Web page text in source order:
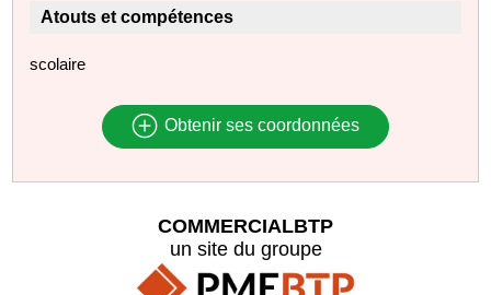
Atouts et compétences
scolaire
Obtenir ses coordonnées
COMMERCIALBTP
un site du groupe